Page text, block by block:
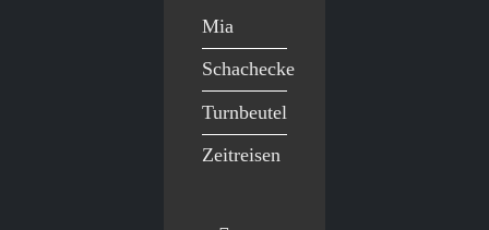
Mia
Schachecke
Turnbeutel
Zeitreisen